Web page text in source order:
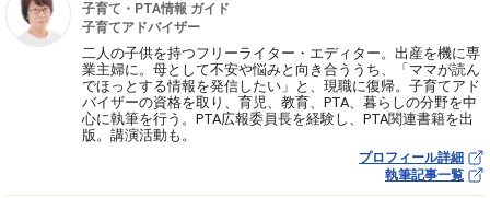
子育て・PTA情報 ガイド
子育てアドバイザー
二人の子供を持つフリーライター・エディター。出産を機に専
業主婦に。母として不安や悩みと向き合ううち、「ママが読ん
でほっとする情報を発信したい」と、現職に復帰。子育てアド
バイザーの資格を取り、育児、教育、PTA、暮らしの分野を中
心に執筆を行う。PTA広報委員長を経験し、PTA関連書籍を出
版。講演活動も。
プロフィール詳細
執筆記事一覧